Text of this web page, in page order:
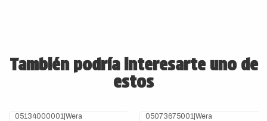
También podría interesarte uno de
estos
05134000001 |Wera 05073675001 |Wera